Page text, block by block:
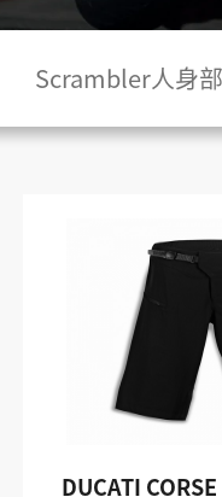
Scrambler人身
DUCATI